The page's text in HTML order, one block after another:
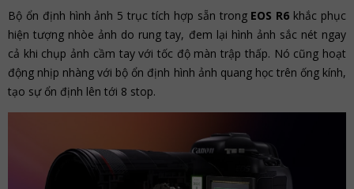
Bộ ổn định hình ảnh 5 trục tích hợp sẵn trong EOS R6 khắc phục
hiện tượng nhòe ảnh do rung tay, đem lại hình ảnh sắc nét ngay
cả khi chụp ảnh cầm tay với tốc độ màn trập thấp. Nó cũng hoạt
động nhịp nhàng với bộ ổn định hình ảnh quang học trên ống kính,
tạo sự ổn định lên tới 8 stop.